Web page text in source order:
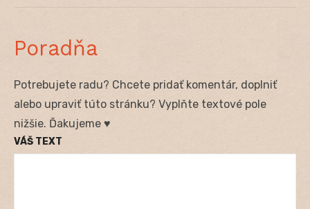
Poradňa
Potrebujete radu? Chcete pridať komentár, doplniť
alebo upraviť túto stránku? Vyplňte textové pole
nižšie. Ďakujeme ♥
VÁŠ TEXT